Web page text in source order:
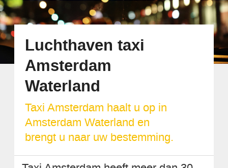
Luchthaven taxi
Amsterdam
Waterland
Taxi Amsterdam haalt u op in
Amsterdam Waterland en
brengt u naar uw bestemming.